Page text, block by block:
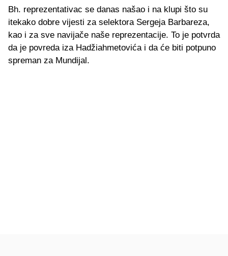
Bh. reprezentativac se danas našao i na klupi što su
itekako dobre vijesti za selektora Sergeja Barbareza,
kao i za sve navijače naše reprezentacije. To je potvrda
da je povreda iza Hadžiahmetovića i da će biti potpuno
spreman za Mundijal.